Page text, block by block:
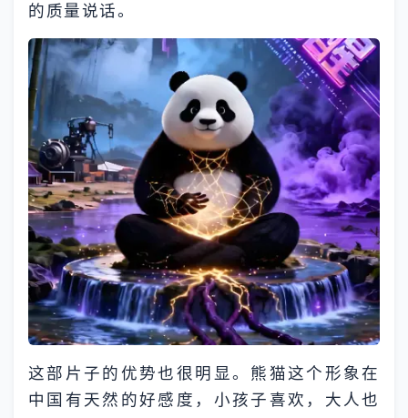
的质量说话。
这部片子的优势也很明显。熊猫这个形象在
中国有天然的好感度，小孩子喜欢，大人也